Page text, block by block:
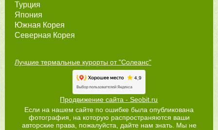
Турция
Япония
Южная Корея
Северная Корея
Лучшие термальные курорты от "Солеанс"
Продвижение сайта - Seobit.ru
Если на нашем сайте по ошибке была опубликована
фотография, на которую распространяются ваши
авторские права, пожалуйста, дайте нам знать. Мы не